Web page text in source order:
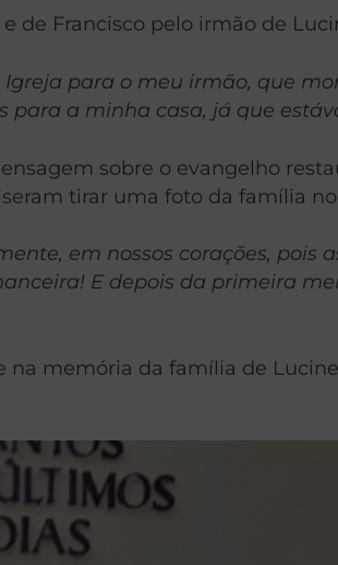
de Francisco pelo irmão de
para o meu irmão, que
a minha casa, já que
sobre o evangelho
tirar uma foto da família
em nossos corações,
E depois da primeira
memória da família de